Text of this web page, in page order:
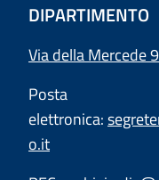
DIPARTIMENTO
Via della Mercede
Posta
elettronica:
o.it